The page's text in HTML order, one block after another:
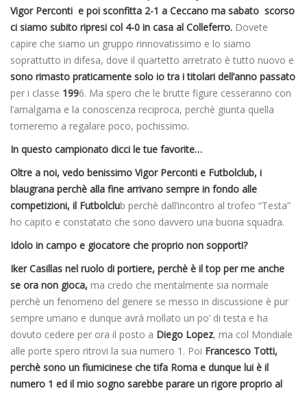
Vigor Perconti e poi sconfitta 2-1 a Ceccano ma sabato scorso
ci siamo subito ripresi col 4-0 in casa al Colleferro. Dovete
capire che siamo un gruppo rinnovatissimo e lo siamo
soprattutto in difesa, dove il quartetto arretrato è tutto nuovo e
sono rimasto praticamente solo io tra i titolari dell’anno passato
per i classe 1996. Ma spero che le brutte figure cesseranno con
l’amalgama e la conoscenza reciproca, perchè giunta quella
torneremo a regalare poco, pochissimo.
In questo campionato dicci le tue favorite…
Oltre a noi, vedo benissimo Vigor Perconti e Futbolclub, i
blaugrana perchè alla fine arrivano sempre in fondo alle
competizioni, il Futbolclub perchè dall’incontro al trofeo “Testa”
ho capito e constatato che sono davvero una buona squadra.
Idolo in campo e giocatore che proprio non sopporti?
Iker Casillas nel ruolo di portiere, perchè è il top per me anche
se ora non gioca, ma credo che mentalmente sia normale
perchè un fenomeno del genere se messo in discussione è pur
sempre umano e dunque avrà mollato un po’ di testa e ha
dovuto cedere per ora il posto a Diego Lopez, ma col Mondiale
alle porte spero ritrovi la sua numero 1. Poi Francesco Totti,
perchè sono un fiumicinese che tifa Roma e dunque lui è il
numero 1 ed il mio sogno sarebbe parare un rigore proprio al